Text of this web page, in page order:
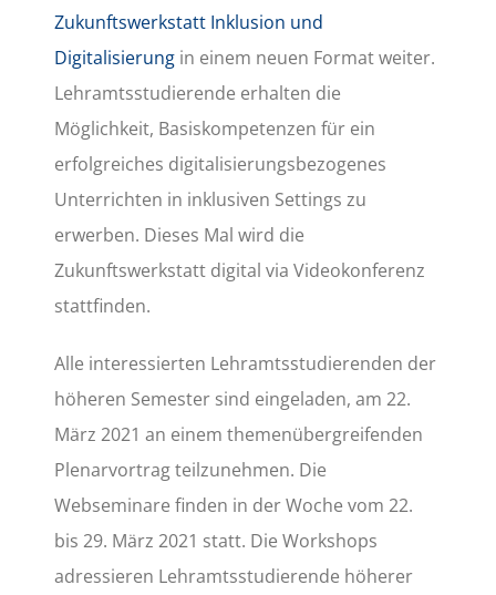
Zukunftswerkstatt Inklusion und
Digitalisierung in einem neuen Format weiter.
Lehramtsstudierende erhalten die
Möglichkeit, Basiskompetenzen für ein
erfolgreiches digitalisierungsbezogenes
Unterrichten in inklusiven Settings zu
erwerben. Dieses Mal wird die
Zukunftswerkstatt digital via Videokonferenz
stattfinden.
Alle interessierten Lehramtsstudierenden der
höheren Semester sind eingeladen, am 22.
März 2021 an einem themenübergreifenden
Plenarvortrag teilzunehmen. Die
Webseminare finden in der Woche vom 22.
bis 29. März 2021 statt. Die Workshops
adressieren Lehramtsstudierende höherer